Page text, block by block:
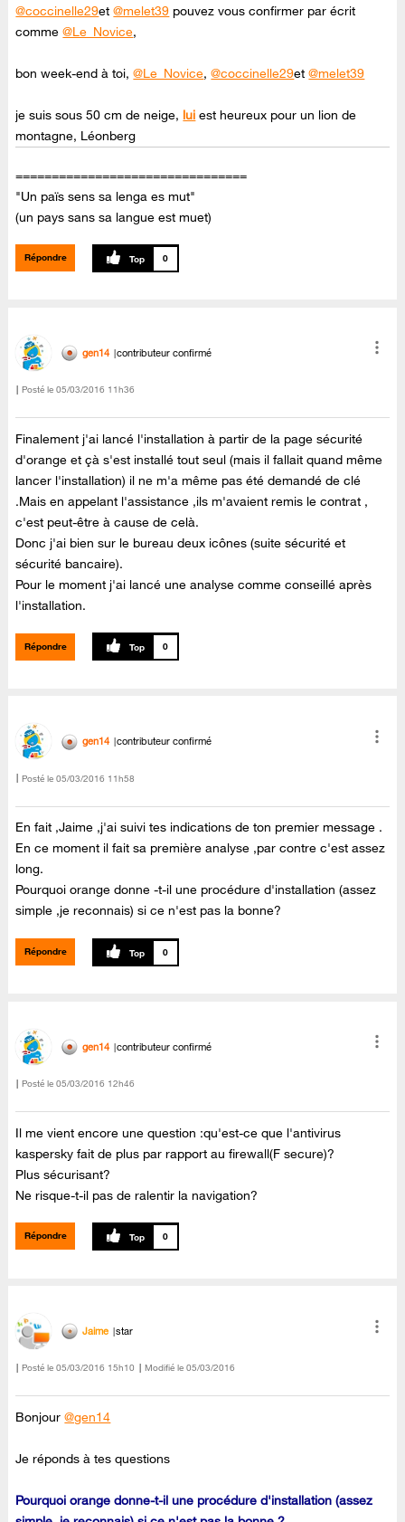
@coccinelle29et@melet39 pouvez vous confirmer par écrit
comme@Le_Novice,
bon week-end à toi,@Le_Novice,@coccinelle29et@melet39
je suis sous 50 cm de neige, lui est heureux pour un lion de
montagne, Léonberg
================================
"Un païs sens sa lenga es mut"
(un pays sans sa langue est muet)
Répondre 0
gen14 contributeur confirmé
Posté le ‎05/03/2016 11h36
Finalement j'ai lancé l'installation à partir de la page sécurité
d'orange et çà s'est installé tout seul (mais il fallait quand même
lancer l'installation) il ne m'a même pas été demandé de clé
.Mais en appelant l'assistance ,ils m'avaient remis le contrat ,
c'est peut-être à cause de celà.
Donc j'ai bien sur le bureau deux icônes (suite sécurité et
sécurité bancaire).
Pour le moment j'ai lancé une analyse comme conseillé après
l'installation.
Répondre 0
gen14 contributeur confirmé
Posté le ‎05/03/2016 11h58
En fait ,Jaime ,j'ai suivi tes indications de ton premier message .
En ce moment il fait sa première analyse ,par contre c'est assez
long.
Pourquoi orange donne -t-il une procédure d'installation (assez
simple ,je reconnais) si ce n'est pas la bonne?
Répondre 0
gen14 contributeur confirmé
Posté le ‎05/03/2016 12h46
Il me vient encore une question :qu'est-ce que l'antivirus
kaspersky fait de plus par rapport au firewall(F secure)?
Plus sécurisant?
Ne risque-t-il pas de ralentir la navigation?
Répondre 0
Jaime star
Posté le ‎05/03/2016 15h10 Modifié le 05/03/2016
Bonjour@gen14
Je réponds à tes questions
Pourquoi orange donne-t-il une procédure d'installation (assez